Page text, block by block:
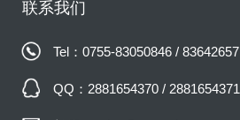
联系我们
Tel：0755-83050846 / 83642657
QQ：2881654370 / 2881654371